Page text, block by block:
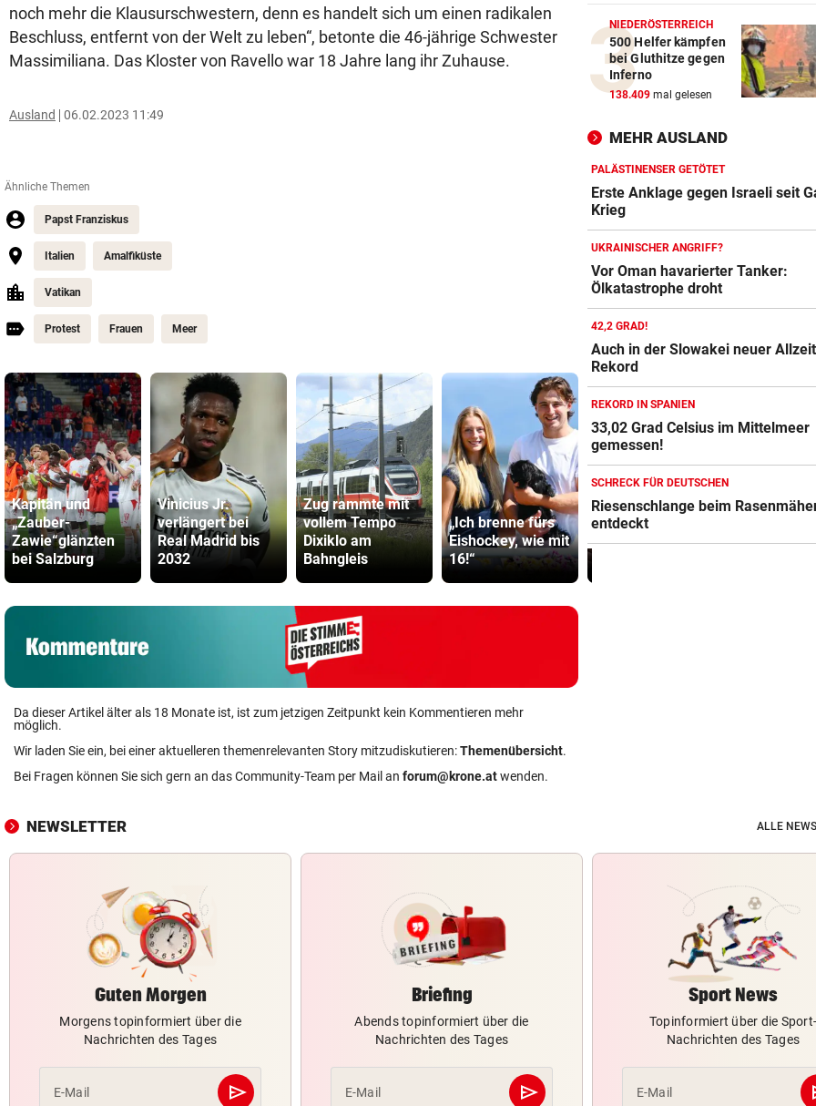
noch mehr die Klausurschwestern, denn es handelt sich um einen radikalen
Beschluss, entfernt von der Welt zu leben“, betonte die 46-jährige Schwester
Massimiliana. Das Kloster von Ravello war 18 Jahre lang ihr Zuhause.
Ausland 06.02.2023 11:49
Ähnliche Themen
Papst Franziskus
Italien Amalfiküste
Vatikan
Protest Frauen Meer
Kapitän und
„Zauber-
Zawie“glänzten
bei Salzburg
Vinicius Jr.
verlängert bei
Real Madrid bis
2032
Zug rammte mit
vollem Tempo
Dixiklo am
Bahngleis
„Ich brenne fürs
Eishockey, wie mit
16!“
F1-Boss verrät: Es
wird mehr
Sprintrennen
viel Hass
Da dieser Artikel älter als 18 Monate ist, ist zum jetzigen Zeitpunkt kein Kommentieren mehr
möglich.
Wir laden Sie ein, bei einer aktuelleren themenrelevanten Story mitzudiskutieren:Themenübersicht.
Bei Fragen können Sie sich gern an das Community-Team per Mail an forum@krone.atwenden.
RADSPORT
Reusser vor Ventoux-Etappe
weiter im Gelben Trikot
KEIN ARSENAL-WECHSEL vor
Madrid bis 2032
UKRAINISCHER ANGRIFF? vor 8
Vor Oman havarierter Tanker:
Ölkatastrophe droht
„VERSTEHE ICH NICHT“
ÖFB-Kicker Wimmer packt
Morddrohungen aus
NIEDERÖSTERREICH
500 Helfer kämpfen
bei Gluthitze gegen
Inferno
138.409 mal gelesen
MEHR AUSLAND
PALÄSTINENSER GETÖTET
Erste Anklage gegen Israeli seit
Krieg
UKRAINISCHER ANGRIFF?
Vor Oman havarierter Tanker:
Ölkatastrophe droht
42,2 GRAD!
Auch in der Slowakei neuer
Rekord
REKORD IN SPANIEN
33,02 Grad Celsius im Mittelmeer
gemessen!
SCHRECK FÜR DEUTSCHEN
Riesenschlange beim
entdeckt
NEWSLETTER ALLE
Guten Morgen
Morgens topinformiert über die
Nachrichten des Tages
E-Mail send
Abschicken
Briefing
Abends topinformiert über die
Nachrichten des Tages
E-Mail send
Abschicken
Sport News
Topinformiert über die Sport-
Nachrichten des Tages
E-Mail